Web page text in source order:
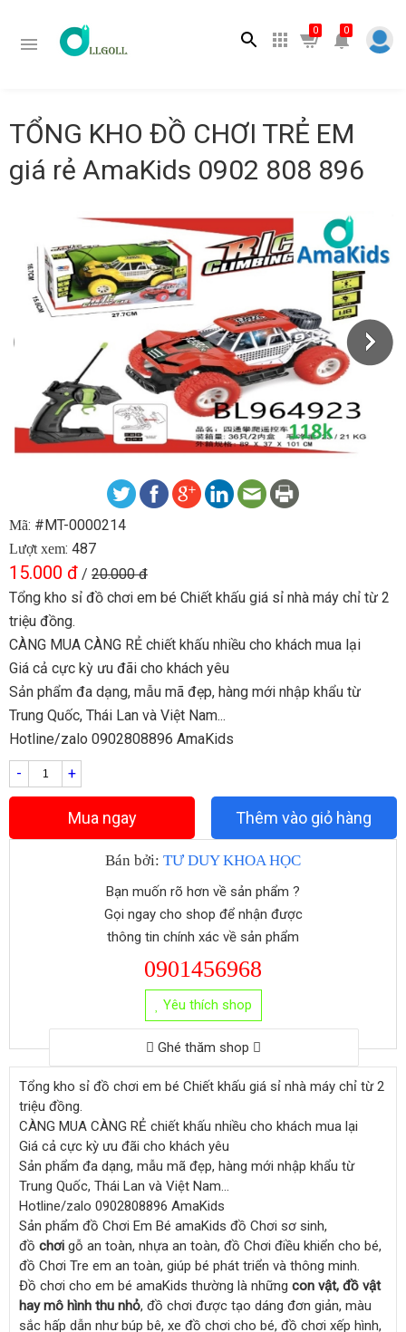
Tìm kiếm
0 0
TỔNG KHO ĐỒ CHƠI TRẺ EM
giá rẻ AmaKids 0902 808 896
Mã: #MT-0000214
Lượt xem: 487
15.000 đ / 20.000 đ
Tổng kho sỉ đồ chơi em bé Chiết khấu giá sỉ nhà máy chỉ từ 2
triệu đồng.
CÀNG MUA CÀNG RẺ chiết khấu nhiều cho khách mua lại
Giá cả cực kỳ ưu đãi cho khách yêu
Sản phẩm đa dạng, mẫu mã đẹp, hàng mới nhập khẩu từ
Trung Quốc, Thái Lan và Việt Nam...
Hotline/zalo 0902808896 AmaKids
-
+
Mua ngay Thêm vào giỏ hàng
Bán bởi: TƯ DUY KHOA HỌC
Bạn muốn rõ hơn về sản phẩm ?
Gọi ngay cho shop để nhận được
thông tin chính xác về sản phẩm
0901456968
Yêu thích shop
Ghé thăm shop
Tổng kho sỉ đồ chơi em bé Chiết khấu giá sỉ nhà máy chỉ từ 2
triệu đồng.
CÀNG MUA CÀNG RẺ chiết khấu nhiều cho khách mua lại
Giá cả cực kỳ ưu đãi cho khách yêu
Sản phẩm đa dạng, mẫu mã đẹp, hàng mới nhập khẩu từ
Trung Quốc, Thái Lan và Việt Nam...
Hotline/zalo 0902808896 AmaKids
Sản phẩm đồ Chơi Em Bé amaKids đồ Chơi sơ sinh,
đồ chơi gỗ an toàn, nhựa an toàn, đồ Chơi điều khiển cho bé,
đồ Chơi Tre em an toàn, giúp bé phát triển và thông minh.
Đồ chơi cho em bé amaKids thường là những con vật, đồ vật
hay mô hình thu nhỏ, đồ chơi được tạo dáng đơn giản, màu
sắc hấp dẫn như búp bê, xe đồ chơi cho bé, đồ chơi xếp hình,